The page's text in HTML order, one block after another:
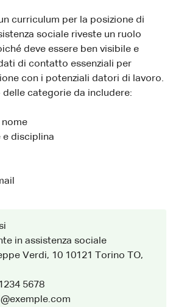
curriculum per la posizione di
sociale riveste un ruolo
deve essere ben visibile e
di contatto essenziali per
con i potenziali datori di lavoro.
delle categorie da includere:
nome
e disciplina
in assistenza sociale
Verdi, 10 10121 Torino TO,
5678